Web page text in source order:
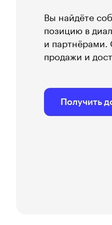
Получить
Вы найдёте
позицию в
и партнёрами.
продажи и